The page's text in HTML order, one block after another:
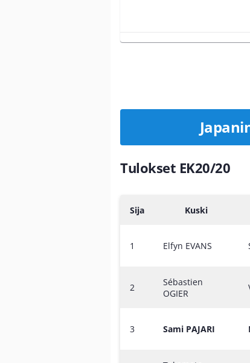
Tulokset EK20/20
Sija Kuski
1 Elfyn EVANS
2
Sébastien
OGIER
3 Sami PAJARI